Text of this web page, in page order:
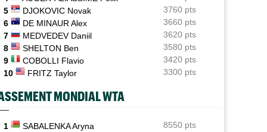
Sabalenka, Swiatek, Pegula ce samedi : horaires et
diffusion TV
11:19
Grodzisk Mazowiecki (CH)
Mathys Erhard peut aller chercher sa plus belle finale
11:02
ATP - Montréal
Fils et Rinderknech ce samedi : horaires et diffusion TV
Plovdiv (CH)
Yannick Alexandrescou, 18 ans, privé d'une première
demie en Chall'
5
DJOKOVIC Novak
3760 pts
6
DE MINAUR Alex
3660 pts
7
MEDVEDEV Daniil
3620 pts
8
SHELTON Ben
3580 pts
9
COBOLLI Flavio
3420 pts
10
FRITZ Taylor 3300 pts
MONDIAL WTA
1 SABALENKA Aryna
8550 pts